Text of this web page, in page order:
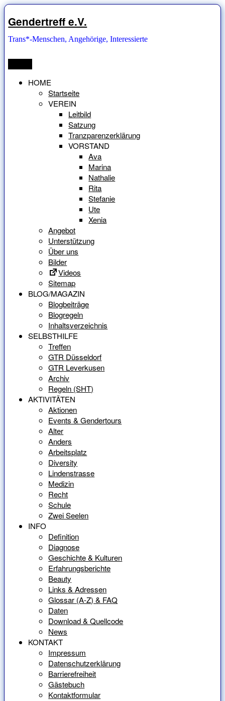
Zum
Inhalt
springen
Gendertreff e.V.
Trans*-Menschen, Angehörige, Interessierte
HOME
Startseite
VEREIN
Leitbild
Satzung
Tranzparenzerklärung
VORSTAND
Ava
Marina
Nathalie
Rita
Stefanie
Ute
Xenia
Angebot
Unterstützung
Über uns
Bilder
Videos
Sitemap
BLOG/MAGAZIN
Blogbeiträge
Blogregeln
Inhaltsverzeichnis
SELBSTHILFE
Treffen
GTR Düsseldorf
GTR Leverkusen
Archiv
Regeln (SHT)
AKTIVITÄTEN
Aktionen
Events & Gendertours
Alter
Anders
Arbeitsplatz
Diversity
Lindenstrasse
Medizin
Recht
Schule
Zwei Seelen
INFO
Definition
Diagnose
Geschichte & Kulturen
Erfahrungsberichte
Beauty
Links & Adressen
Glossar (A-Z) & FAQ
Daten
Download & Quellcode
News
KONTAKT
Impressum
Datenschutzerklärung
Barrierefreiheit
Gästebuch
Kontaktformular